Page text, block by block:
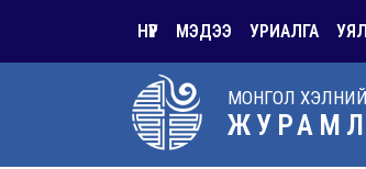
НҮҮР МЭДЭЭ УРИАЛГА
МОНГОЛ